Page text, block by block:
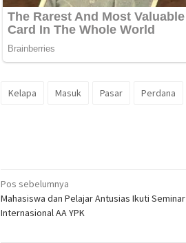
Kelapa Masuk Pasar Perdana
Navigasi
pos
Pos sebelumnya
Mahasiswa dan Pelajar Antusias Ikuti Seminar
Internasional AA YPK